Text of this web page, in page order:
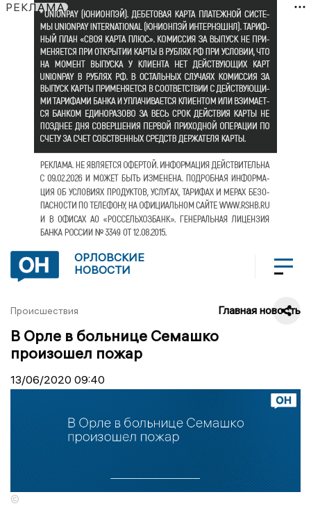
РЕКЛАМА
ОРЛОВСКИЕ
НОВОСТИ
Происшествия Главная новость
В Орле в больнице Семашко
произошел пожар
13/06/2020 09:40
©